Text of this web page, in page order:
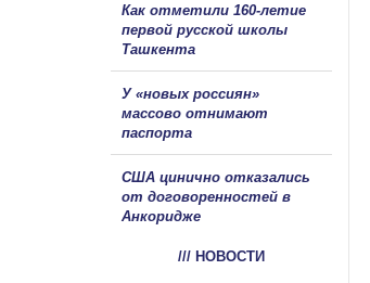
Как отметили 160-летие
первой русской школы
Ташкента
У «новых россиян»
массово отнимают
паспорта
США цинично отказались
от договоренностей в
Анкоридже
/// НОВОСТИ